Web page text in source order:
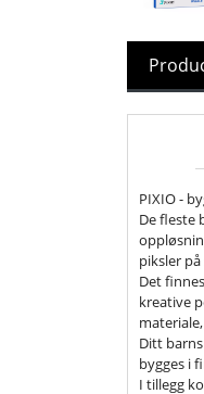
PIXIO -
De fleste
piksler
Det
kreative
Ditt
bygges i
I tillegg